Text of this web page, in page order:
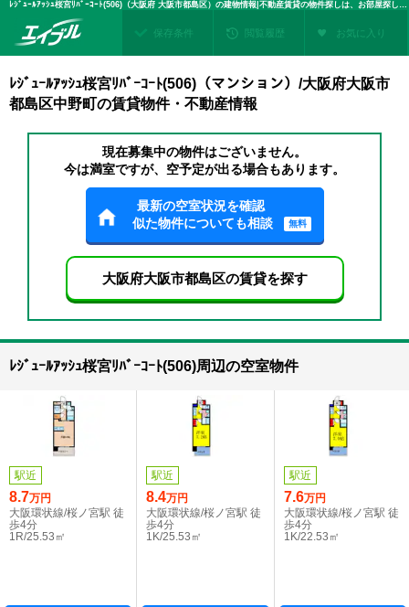
ﾚｼﾞｭｰﾙｱｯｼｭ桜宮ﾘﾊﾞｰｺｰﾄ(506)（大阪府 大阪市都島区）の建物情報|不動産賃貸の物件探しは、お部屋探しのエイブル
保存条件 閲覧履歴 お気に入り
ﾚｼﾞｭｰﾙｱｯｼｭ桜宮ﾘﾊﾞｰｺｰﾄ(506)（マンション）/大阪府大阪市
都島区中野町の賃貸物件・不動産情報
現在募集中の物件はございません。
今は満室ですが、空予定が出る場合もあります。
最新の空室状況を確認
似た物件についても相談
無料
大阪府大阪市都島区の賃貸を探す
ﾚｼﾞｭｰﾙｱｯｼｭ桜宮ﾘﾊﾞｰｺｰﾄ(506)周辺の空室物件
駅近
8.7万円
大阪環状線/桜ノ宮駅 徒
歩4分
1R/25.53㎡
駅近
8.4万円
大阪環状線/桜ノ宮駅 徒
歩4分
1K/25.53㎡
駅近
7.6万円
大阪環状線/桜ノ宮駅 徒
歩4分
1K/22.53㎡